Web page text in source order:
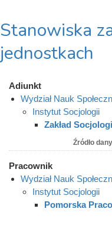
Stanowiska
jednostkach
Adiunkt
Wydział Nauk
Instytut Socjologii
Zakład
Źródło
Pracownik
Wydział Nauk
Instytut Socjologii
Pomorska